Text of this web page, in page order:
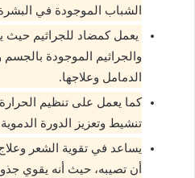
الشباب الموجودة في
يعمل كمضاد للجراثيم حيث
والجراثيم الموجودة
الدمامل وعلاجها.
كما يعمل على تنظيم
تنشيط وتعزيز الدورة
يساعد في تقوية الشعر
أن تصيبه، حيث أنه يقوي